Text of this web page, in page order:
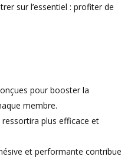
sur l’essentiel : profiter de
pour booster la
membre.
plus efficace et
et performante contribue